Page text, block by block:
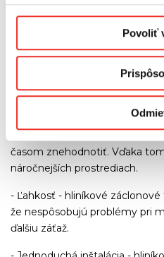
Podmienky ochrany
Povoliť
maskovacím rámom
Hliníkové záclonové tyče sú
ľahkosťou. Ľahko sa inštalujú a
Výhody hliníkových
vyrobené z tvrdého materiálu.
časom znehodnotiť. Vďaka
náročnejších prostrediach.
- Ľahkosť - hliníkové
že nespôsobujú problémy pri
ďalšiu záťaž.